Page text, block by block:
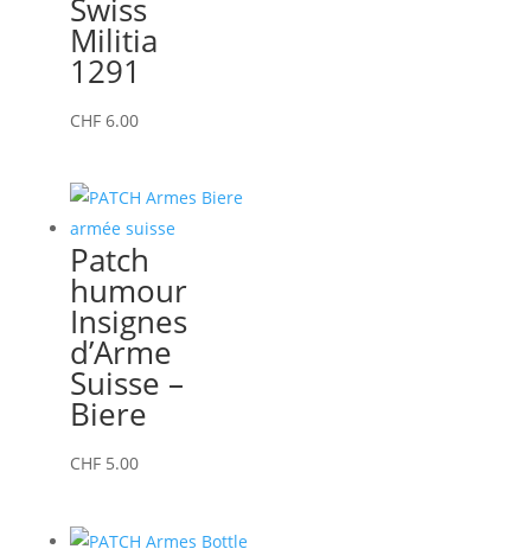
Swiss
Militia
1291
CHF6.00
Patch
humour
Insignes
d’Arme
Suisse –
Biere
CHF5.00